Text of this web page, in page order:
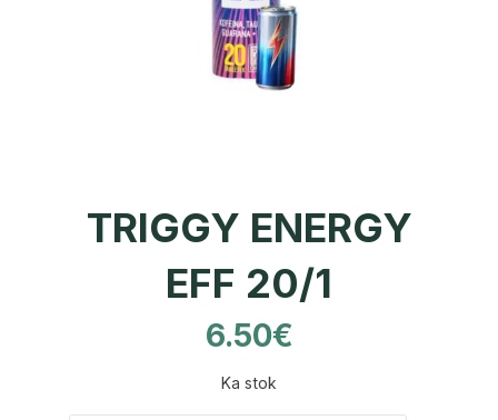
TRIGGY ENERGY
EFF 20/1
6.50€
Ka stok